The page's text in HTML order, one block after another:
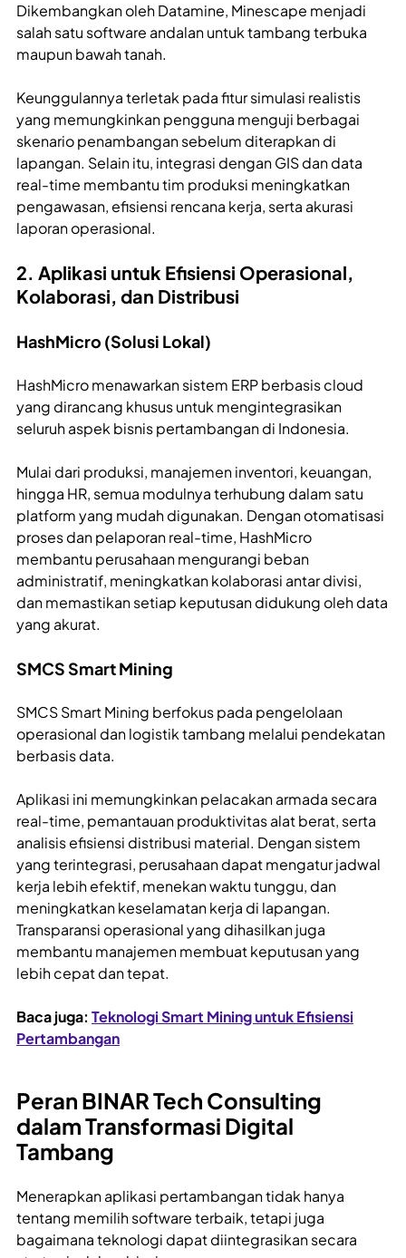
Dikembangkan oleh Datamine, Minescape menjadi
salah satu software andalan untuk tambang terbuka
maupun bawah tanah.
Keunggulannya terletak pada fitur simulasi realistis
yang memungkinkan pengguna menguji berbagai
skenario penambangan sebelum diterapkan di
lapangan. Selain itu, integrasi dengan GIS dan data
real-time membantu tim produksi meningkatkan
pengawasan, efisiensi rencana kerja, serta akurasi
laporan operasional.
2. Aplikasi untuk Efisiensi Operasional,
Kolaborasi, dan Distribusi
HashMicro (Solusi Lokal)
HashMicro menawarkan sistem ERP berbasis cloud
yang dirancang khusus untuk mengintegrasikan
seluruh aspek bisnis pertambangan di Indonesia.
Mulai dari produksi, manajemen inventori, keuangan,
hingga HR, semua modulnya terhubung dalam satu
platform yang mudah digunakan. Dengan otomatisasi
proses dan pelaporan real-time, HashMicro
membantu perusahaan mengurangi beban
administratif, meningkatkan kolaborasi antar divisi,
dan memastikan setiap keputusan didukung oleh data
yang akurat.
SMCS Smart Mining
SMCS Smart Mining berfokus pada pengelolaan
operasional dan logistik tambang melalui pendekatan
berbasis data.
Aplikasi ini memungkinkan pelacakan armada secara
real-time, pemantauan produktivitas alat berat, serta
analisis efisiensi distribusi material. Dengan sistem
yang terintegrasi, perusahaan dapat mengatur jadwal
kerja lebih efektif, menekan waktu tunggu, dan
meningkatkan keselamatan kerja di lapangan.
Transparansi operasional yang dihasilkan juga
membantu manajemen membuat keputusan yang
lebih cepat dan tepat.
Baca juga: Teknologi Smart Mining untuk Efisiensi
Pertambangan
Peran BINAR Tech Consulting
dalam Transformasi Digital
Tambang
Menerapkan aplikasi pertambangan tidak hanya
tentang memilih software terbaik, tetapi juga
bagaimana teknologi dapat diintegrasikan secara